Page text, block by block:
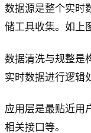
数据源是整个实时
储工具收集。如上
数据清洗与规整是
实时数据进行逻辑
应用层是最贴近用
相关接口等。